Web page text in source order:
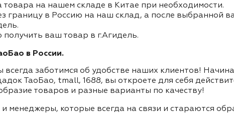
товара на нашем складе в Китае при необходимости.
границу в Россию на наш склад, а после выбранной
получить ваш товар в г.Агидель.
в России.
заботимся об удобстве наших клиентов!
ТаоБао, tmall, 1688, вы откроете для себя
товаров и разные варианты по качеству!
менеджеры, которые всегда на связи и стараются